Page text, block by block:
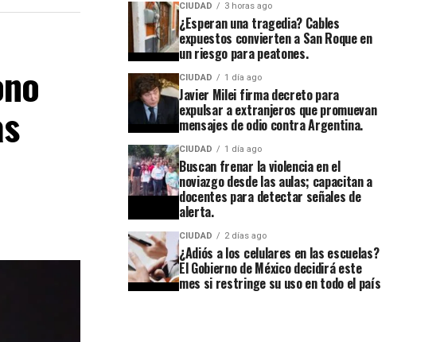
CIUDAD 3 horas ago
¿Esperan una tragedia? Cables
expuestos convierten a San Roque en
un riesgo para peatones.
CIUDAD 1 día ago
Javier Milei firma decreto para
expulsar a extranjeros que promuevan
mensajes de odio contra Argentina.
CIUDAD 1 día ago
Buscan frenar la violencia en el
noviazgo desde las aulas; capacitan a
docentes para detectar señales de
alerta.
CIUDAD 2 días ago
¿Adiós a los celulares en las escuelas?
El Gobierno de México decidirá este
mes si restringe su uso en todo el país
CIUDAD 1 semana ago
Guanajuato
se
apaga:
denuncian
abandono
en
Cuesta
CIUDAD 4 semanas ago
Después
de 32
años,
Tribunal
cierra el
caso
contra el
exagente
del
CISEN
acusado